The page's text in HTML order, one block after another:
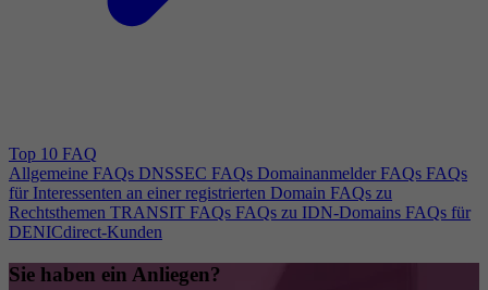
Top 10 FAQ
Allgemeine FAQs DNSSEC FAQs Domainanmelder FAQs FAQs
für Interessenten an einer registrierten Domain FAQs zu
Rechtsthemen TRANSIT FAQs FAQs zu IDN-Domains FAQs für
DENICdirect-Kunden
Sie haben ein Anliegen?